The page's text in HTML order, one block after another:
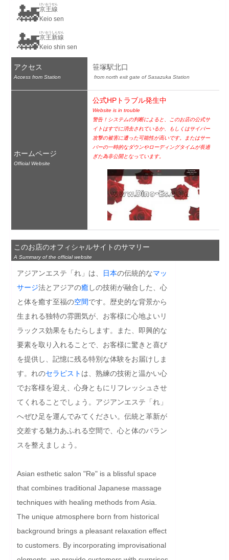
🚂京王線
けいおうせん
Keio sen
🚂京王新線
けいおうしんせん
Keio shin sen
アクセス
Access from Station
笹塚駅北口
from north exit gate of Sasazuka Station
ホームページ
Official Website
公式HPトラブル発生中
Website is in trouble
警告！システムの判断によると、このお店の公式サ
イトはすでに消去されているか、もしくはサイバー
攻撃の被害に遭った可能性が高いです。またはサー
バーの一時的なダウンやローディングタイムが長過
ぎた為非公開となっています。
このお店のオフィシャルサイトのサマリー
A Summary of the official website
アジアンエステ「れ」は、 日本の伝統的なマッ
サージ法とアジアの癒 しの技術が融合した、心
と体を癒す至福の空間です。歴史的な背景から
生まれる独特の雰囲気が、お客様に心地よいリ
ラックス効果をもたらします。また、即興的な
要素を取り入れることで、お客様に驚きと喜び
を提供し、記憶に残る特別な体験をお届けしま
す。れのセラピスト は、熟練の技術と温かい心
でお客様を迎え、心身ともにリフレッシュさせ
てくれることでしょう。アジアンエステ「れ」
へぜひ足を運んでみてください。伝統と革新が
交差する魅力あふれる空間で、心と体のバラン
スを整えましょう。
Asian esthetic salon "Re" is a blissful space
that combines traditional Japanese massage
techniques with healing methods from Asia.
The unique atmosphere born from historical
background brings a pleasant relaxation effect
to customers. By incorporating improvisational